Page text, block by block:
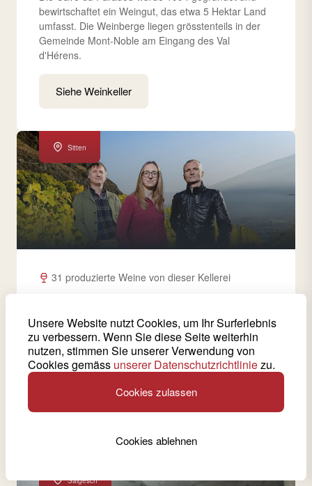
bewirtschaftet ein Weingut, das etwa 5 Hektar Land
umfasst. Die Weinberge liegen grösstenteils in der
Gemeinde Mont-Noble am Eingang des Val
d'Hérens.
Siehe Weinkeller
Sitten
31 produzierte Weine von dieser Kellerei
Provins ist der grösste Produzent von Schweizer
Weinen und eines der führenden Unternehmen der
Walliser Wirtschaft. Er kellert die Trauben von fast
750 Hektaren Rebbergen aus dem ganzen Walliser
Weinbaugebiet ein.
Salgesch
Unsere Website nutzt Cookies, um Ihr Surferlebnis
zu verbessern. Wenn Sie diese Seite weiterhin
nutzen, stimmen Sie unserer Verwendung von
Cookies gemäss unserer Datenschutzrichtliniezu.
Cookies zulassen
Cookies ablehnen